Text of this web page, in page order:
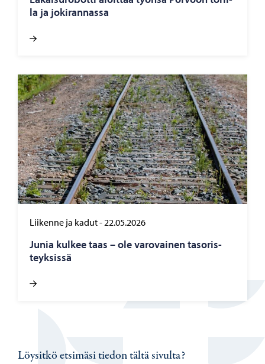
la ja jo­ki­ran­nas­sa
Liikenne ja kadut- 22.05.2026
Junia kul­kee taas – ole va­ro­vai­nen ta­so­ris­
teyk­sis­sä
Löysitkö etsimäsi tiedon tältä sivulta?